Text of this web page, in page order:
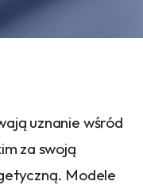
uznanie wśród
za swoją
Modele